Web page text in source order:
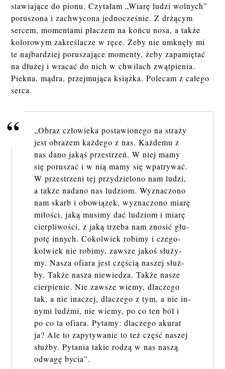
stawiające do pionu. Czytałam „Wiarę ludzi wolnych”
poruszona i zachwycona jednocześnie. Z drżącym
sercem, momentami płaczem na końcu nosa, a także
kolorowym zakreślacze w ręce. Żeby nie umknęły mi
te najbardziej poruszające momenty, żeby zapamiętać
na dłużej i wracać do nich w chwilach zwątpienia.
Piekna, mądra, przejmująca książka. Polecam z całego
serca.
„Obraz czło­wie­ka po­sta­wio­ne­go na stra­ży
jest ob­ra­zem każ­de­go z nas. Każ­de­mu z
nas dano jakąś prze­strzeń. W niej mamy
się po­ru­szać i w nią mamy się wpa­try­wać.
W prze­strze­ni tej przy­dzie­lo­no nam ludzi,
a także nada­no nas lu­dziom. Wy­zna­czo­no
nam skarb i obo­wią­zek, wy­zna­czo­no miarę
mi­ło­ści, jaką mu­si­my dać lu­dziom i miarę
cier­pli­wo­ści, z jaką trze­ba nam zno­sić głu­
po­tę in­nych. Co­kol­wiek ro­bi­my i cze­go­
kol­wiek nie ro­bi­my, za­wsze jakoś słu­ży­
my. Nasza ofia­ra jest czę­ścią na­szej służ­
by. Także nasza nie­wie­dza. Także nasze
cier­pie­nie. Nie za­wsze wiemy, dla­cze­go
tak, a nie ina­czej, dla­cze­go z tym, a nie in­
ny­mi ludź­mi, nie wiemy, po co ten ból i
po co ta ofia­ra. Py­ta­my: dla­cze­go aku­rat
ja? Ale to za­py­ty­wa­nie to też część na­szej
służ­by. Py­ta­nia takie rodzą w nas naszą
od­wa­gę bycia”.